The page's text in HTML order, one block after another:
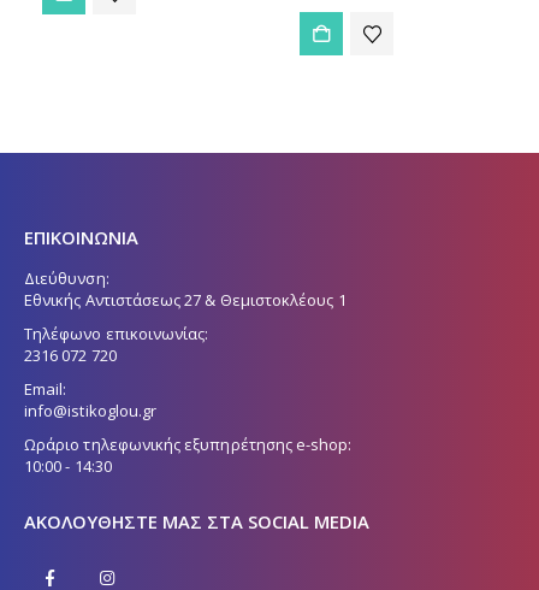
ΕΠΙΚΟΙΝΩΝΙΑ
Διεύθυνση:
Εθνικής Αντιστάσεως 27 & Θεμιστοκλέους 1
Τηλέφωνο επικοινωνίας:
2316 072 720
Email:
info@istikoglou.gr
Ωράριο τηλεφωνικής εξυπηρέτησης e-shop:
10:00 - 14:30
ΑΚΟΛΟΥΘΉΣΤΕ ΜΑΣ ΣΤΑ SOCIAL MEDIA